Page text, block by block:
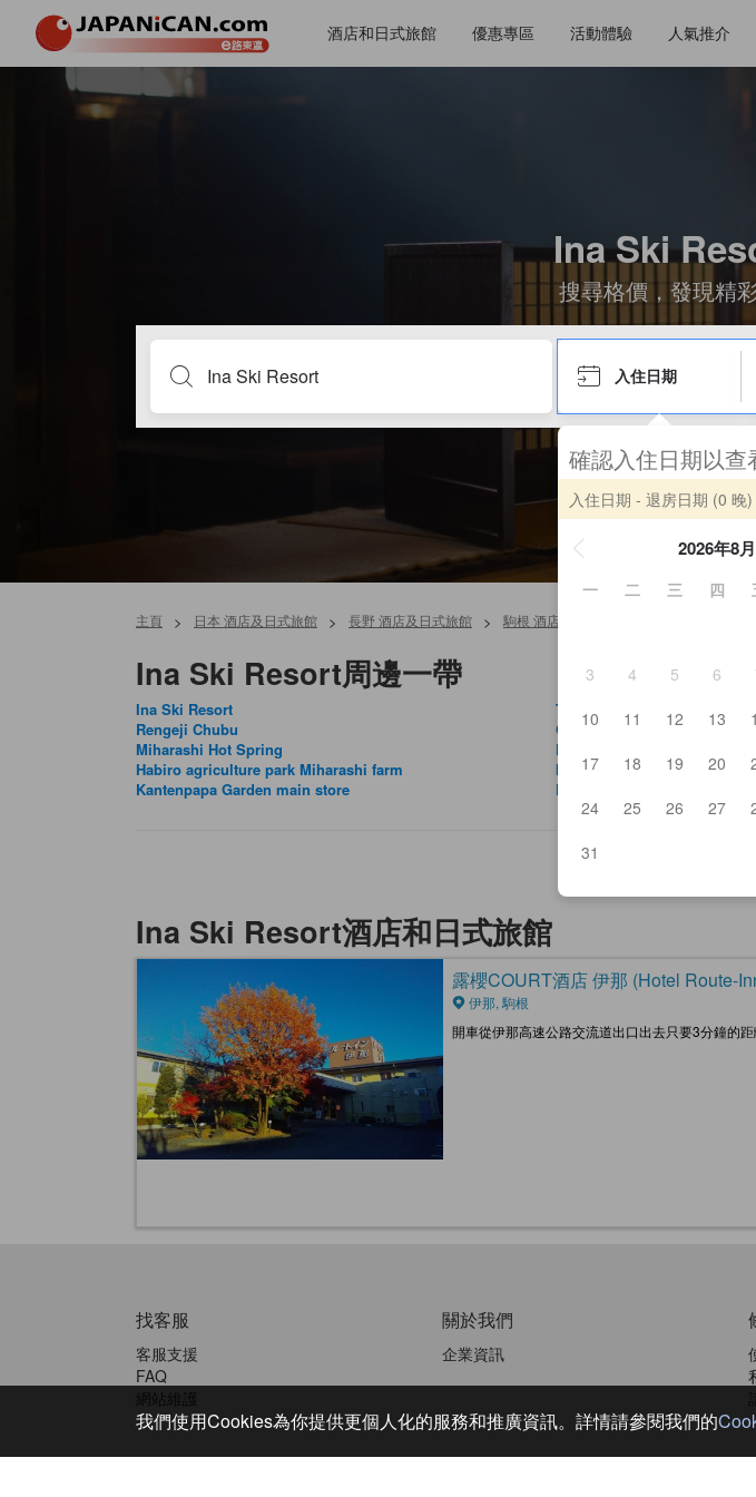
酒店和日式旅館 優惠專區 活動體驗 人氣推介
Ina Ski
搜尋格價，發現精
入住日期
確認入住日期以查
入住日期 - 退房日期 (0 晚)
2026年8月
一 二 三 四
3
4 5 6
10
11 12 13
17
18 19 20
24
25 26 27
31
主頁 > 日本 酒店及日式旅館 > 長野 酒店及日式旅館 > 駒根 酒店及日式旅館
Ina Ski Resort周邊一帶
Ina Ski Resort
Rengeji Chubu
Miharashi Hot Spring
Habiro agriculture park Miharashi farm
Kantenpapa Garden main store
Takato Joshi Park
Onishi ya
Kagla
Ina Park
Farm Restaurant Tomatonoki
Ina Ski Resort酒店和日式旅館
露櫻COURT酒店 伊那 (Hotel Route-
伊那, 駒根
開車從伊那高速公路交流道出口出去只要3分鐘的
找客服
客服支援
FAQ
網站維護
關於我們
企業資訊
我們使用Cookies為你提供更個人化的服務和推廣資訊。詳情請參閱我們的